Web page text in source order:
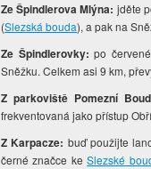
Ze Špindlerova Mlýna: jděte
(Slezská bouda), a pak na
Ze Špindlerovky:po
Sněžku. Celkem asi 9 km,
Z parkoviště Pomezní
frekventovaná jako přístup
Z Karpacze: buď použijte
černé značce keSlezské